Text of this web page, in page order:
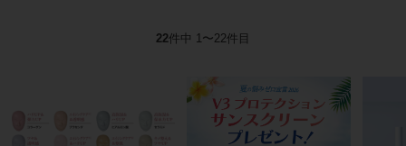
22件中 1〜22件目